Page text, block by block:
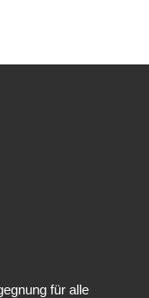
für alle